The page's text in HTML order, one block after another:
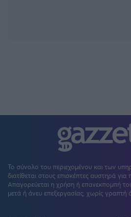
Το σύνολο του περιεχομένου και των
διατίθεται στους επισκέπτες αυστηρά
Απαγορεύεται η χρήση ή επανεκπομπή
μετά ή άνευ επεξεργασίας, χωρίς γραπτή